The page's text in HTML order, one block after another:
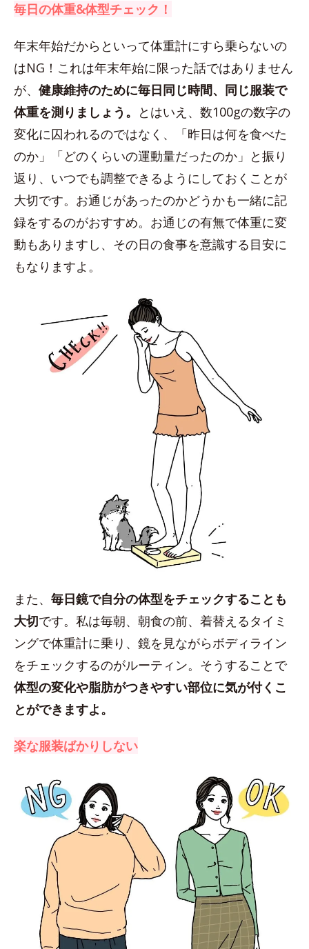
毎日の体重&体型チェック！
年末年始だからといって体重計にすら乗らないの
はNG！これは年末年始に限った話ではありません
が、 健康維持のために毎日同じ時間、同じ服装で
体重を測りましょう。 とはいえ、数100gの数字の
変化に囚われるのではなく、「昨日は何を食べた
のか」「どのくらいの運動量だったのか」と振り
返り、いつでも調整できるようにしておくことが
大切です。お通じがあったのかどうかも一緒に記
録をするのがおすすめ。お通じの有無で体重に変
動もありますし、その日の食事を意識する目安に
もなりますよ。
また、 毎日鏡で自分の体型をチェックすることも
大切です。私は毎朝、朝食の前、着替えるタイミ
ングで体重計に乗り、鏡を見ながらボディライン
をチェックするのがルーティン。そうすることで
体型の変化や脂肪がつきやすい部位に気が付くこ
とができますよ。
楽な服装ばかりしない